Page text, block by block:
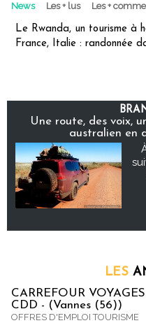
News Les + lus Les +
Le Rwanda, un tourisme à
France, Italie : randonnée
Une route, des voix,
australien en
LES
CARREFOUR
CDD - (Vannes (56))
OFFRES D'EMPLOI TOURISME